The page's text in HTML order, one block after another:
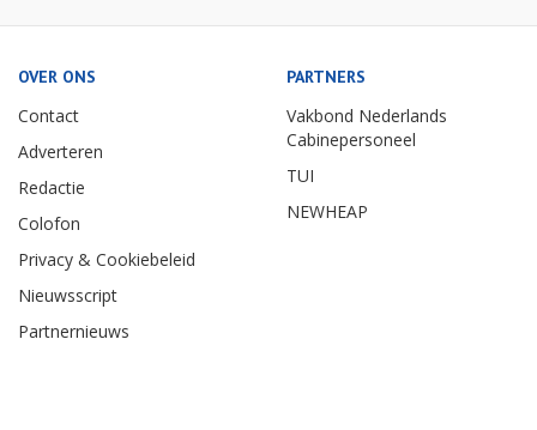
OVER ONS
Contact
Adverteren
Redactie
Colofon
Privacy & Cookiebeleid
Nieuwsscript
Partnernieuws
PARTNERS
Vakbond Nederlands
Cabinepersoneel
TUI
NEWHEAP